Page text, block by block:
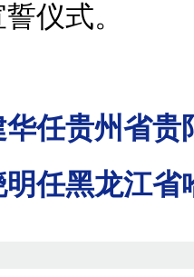
仪式。
任贵州省贵
任黑龙江省